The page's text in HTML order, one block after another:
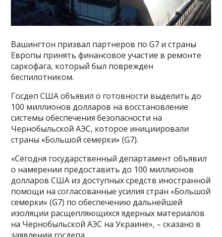
Вашингтон призвал партнеров по G7 и страны
Европы принять финансовое участие в ремонте
саркофага, который был поврежден
беспилотником.
Госдеп США объявил о готовности выделить до
100 миллионов долларов на восстановление
системы обеспечения безопасности на
Чернобыльской АЭС, которое инициировали
страны «Большой семерки» (G7).
«Сегодня государственный департамент объявил
о намерении предоставить до 100 миллионов
долларов США из доступных средств иностранной
помощи на согласованные усилия стран «Большой
семерки» (G7) по обеспечению дальнейшей
изоляции расщепляющихся ядерных материалов
на Чернобыльской АЭС на Украине», – сказано в